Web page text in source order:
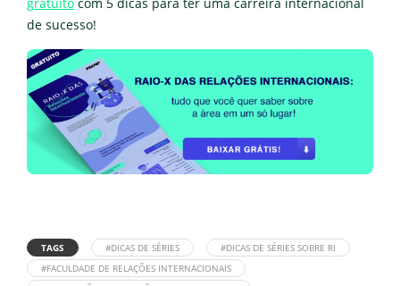
gratuito com 5 dicas para ter uma carreira internacional
de sucesso!
TAGS #DICAS DE SÉRIES
#DICAS DE SÉRIES SOBRE RI
#FACULDADE DE RELAÇÕES INTERNACIONAIS